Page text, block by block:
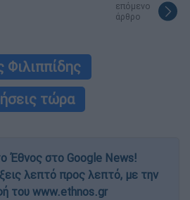
επόμενο
άρθρο
Φιλιππίδης
τώρα
Έθνος στο Google News!
λεπτό προς λεπτό, με την
του www.ethnos.gr